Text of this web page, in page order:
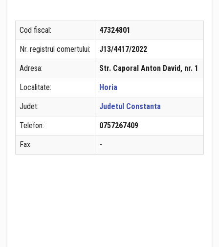
Cod fiscal: 47324801
Nr. registrul comertului: J13/4417/2022
Adresa: Str. Caporal Anton David, nr. 1
Localitate: Horia
Judet: Judetul Constanta
Telefon: 0757267409
Fax: -